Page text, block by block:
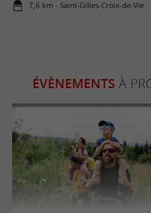
7,6 km - Saint-Gilles-Croix-de-Vie
ÉVÈNEMENTS À